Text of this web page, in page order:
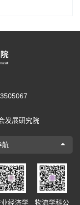
发展研究院
航
业经济学 物流学科公